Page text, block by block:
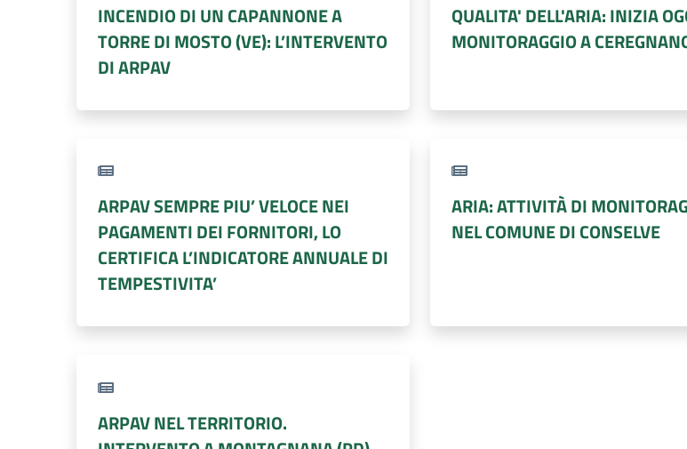
INCENDIO DI UN CAPANNONE A
TORRE DI MOSTO (VE): L’INTERVENTO
DI ARPAV
QUALITA' DELL'ARIA: INIZIA
MONITORAGGIO A
ARPAV SEMPRE PIU’ VELOCE NEI
PAGAMENTI DEI FORNITORI, LO
CERTIFICA L’INDICATORE ANNUALE DI
TEMPESTIVITA’
ARIA: ATTIVITÀ DI
NEL COMUNE DI CONSELVE
ARPAV NEL TERRITORIO.